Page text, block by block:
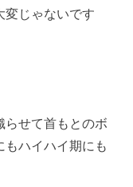
変じゃないです
らせて首もとのボ
もハイハイ期にも